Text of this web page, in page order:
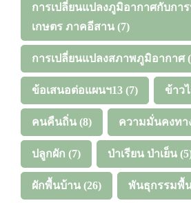
การเปลี่ยนแปลงภูมิอากาศกับกา
เกษตร ภาคอีสาน (7)
การเปลี่ยนแปลงสภาพภูมิอากาศ
ข้อเสนอต่อแผนฯ13 (7) ข้าว
คนคืนถิ่น (8) ความมั่นคงทา
ปลูกผัก (7) ป่าเรียน ป่าเย็น
ผักพื้นบ้าน (26) พันธุกรรมพื้